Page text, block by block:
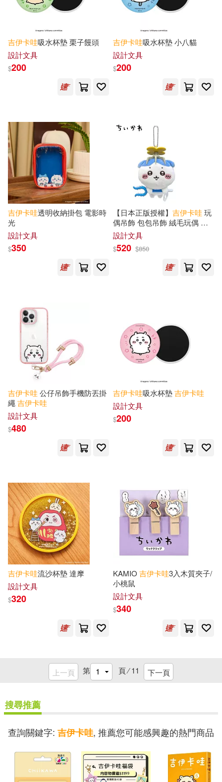
吉伊卡哇吸水杯墊 栗子饅頭
設計文具
$200
吉伊卡哇吸水杯墊 小八貓
設計文具
$200
吉伊卡哇透明收納掛包 電影時
光
設計文具
$350
【日本正版授權】 吉伊卡哇玩
偶吊飾 包包吊飾 絨毛玩偶 烏
薩奇/Chiikawa - 小八貓
設計文具
$520 $850
吉伊卡哇公仔吊飾手機防丟掛
繩吉伊卡哇
設計文具
$480
吉伊卡哇吸水杯墊吉伊卡哇
設計文具
$200
吉伊卡哇流沙杯墊 達摩
設計文具
$320
KAMIO 吉伊卡哇3入木質夾子/
小桃鼠
設計文具
$340
上一頁 第 頁 ⁄11 下一頁
搜尋推薦
查詢關鍵字: 吉伊卡哇, 推薦您可能感興趣的熱門商品